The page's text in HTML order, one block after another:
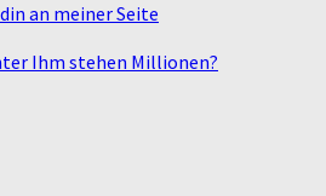
an meiner Seite
Ihm stehen Millionen?